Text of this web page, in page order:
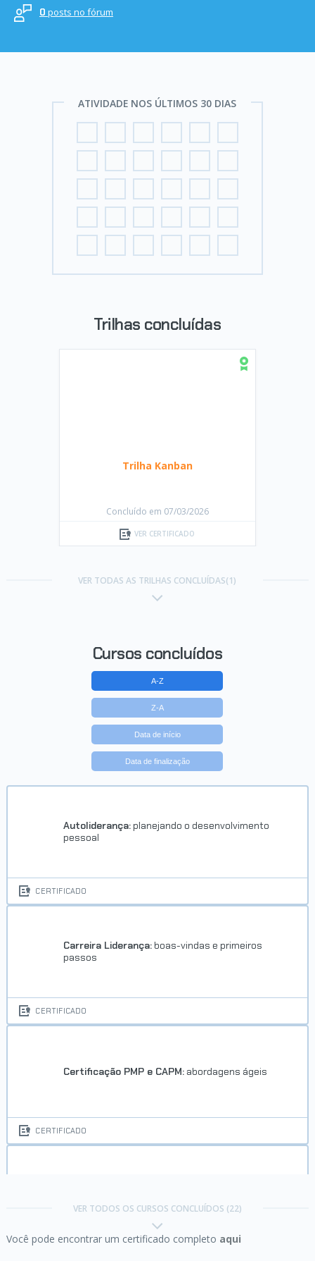
0 posts no fórum
ATIVIDADE NOS ÚLTIMOS 30 DIAS
Trilhas concluídas
Concluído em 07/03/2026
VER CERTIFICADO
VER TODAS AS TRILHAS CONCLUÍDAS(1)
Cursos concluídos
A-Z
Z-A
Data de início
Data de finalização
Autoliderança: planejando o desenvolvimento
pessoal
CERTIFICADO
Carreira Liderança: boas-vindas e primeiros
passos
CERTIFICADO
Certificação PMP e CAPM: abordagens ágeis
CERTIFICADO
VER TODOS OS CURSOS CONCLUÍDOS (22)
Você pode encontrar um certificado completo aqui